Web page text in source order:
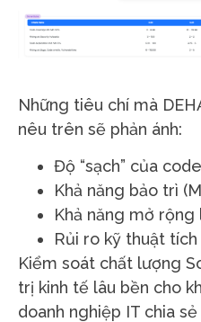
Những tiêu chí mà
nêu trên sẽ phản ánh:
Độ “sạch” của code
Khả năng bảo trì
Khả năng mở rộng
Rủi ro kỹ thuật
Kiểm soát chất lượng
trị kinh tế lâu bền cho
doanh nghiệp IT chia